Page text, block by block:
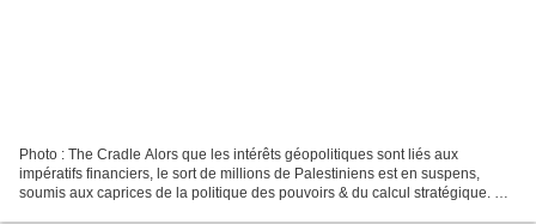
Photo : The Cradle Alors que les intérêts géopolitiques sont liés aux
impératifs financiers, le sort de millions de Palestiniens est en suspens,
soumis aux caprices de la politique des pouvoirs & du calcul stratégique. Par